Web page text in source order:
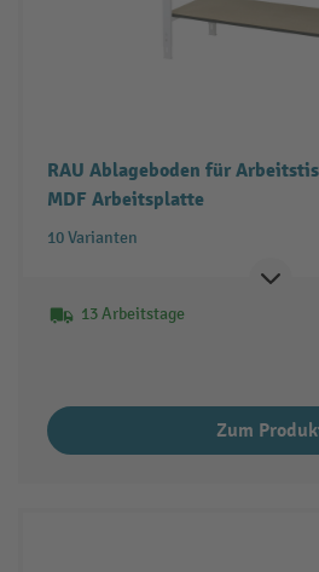
RAU Ablageboden für
MDF Arbeitsplatte
10 Varianten
13 Arbeitstage
Zum